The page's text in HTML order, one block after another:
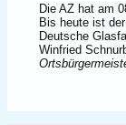
Die AZ hat am
Bis heute ist
Deutsche
Winfried